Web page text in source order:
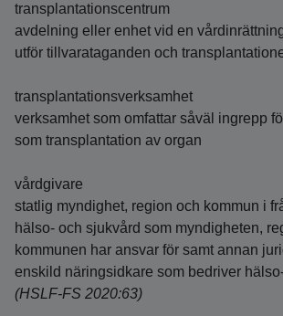
transplantationscentrum
avdelning eller enhet vid en
utför tillvarataganden och
transplantationsverksamhet
verksamhet som omfattar såväl ingrepp
som transplantation av organ
vårdgivare
statlig myndighet, region och kommun i
hälso- och sjukvård som myndigheten,
kommunen har ansvar för samt annan
enskild näringsidkare som bedriver
(HSLF-FS 2020:63)